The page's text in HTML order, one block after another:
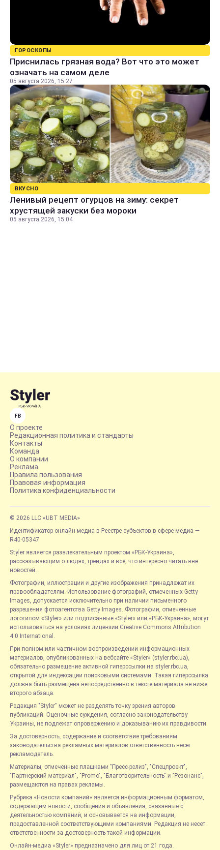
ГОРОСКОПЫ
Приснилась грязная вода? Вот что это может
означать на самом деле
05 августа 2026, 15:27
ВКУСНО
Ленивый рецепт огурцов на зиму: секрет
хрустящей закуски без мороки
05 августа 2026, 15:04
FB
О проекте
Редакционная политика и стандарты
Контакты
Команда
О компании
Реклама
Правила пользования
Правовая информация
Политика конфиденциальности
© 2026 LLC «UBT MEDIA»
Идентификатор онлайн-медиа в Реестре субъектов в сфере медиа —
R40-05347
Styler является развлекательным проектом «РБК-Украина»,
рассказывающим о людях, трендах и всё, что интересно читать вне
новостей.
Фотографии, иллюстрации и другие изображения принадлежат их
правообладателям. Использование фотографий, отмеченных Getty
Images, допускается исключительно при наличии письменного
разрешения фотоагентства Getty Images. Фотографии, отмеченные
логотипом «Styler» или подписанные «Styler» или «РБК-Украина», могут
использоваться на условиях лицензии Creative Commons Attribution
4.0 International.
При полном или частичном воспроизведении информационных
материалов, опубликованных на вебсайте «Styler» (styler.rbc.ua),
обязательно размещение активной гиперссылки на styler.rbc.ua,
открытой для индексации поисковыми системами. Такая гиперссылка
должна быть размещена непосредственно в тексте материала не ниже
второго абзаца.
Редакция "Styler" может не разделять точку зрения авторов
публикаций. Оценочные суждения, согласно законодательству
Украины, не подлежат опровержению и доказыванию их правдивости.
За достоверность, содержание и соответствие требованиям
законодательства рекламных материалов ответственность несет
рекламодатель.
Материалы, отмеченные плашками "Пресс-релиз", "Спецпроект",
"Партнерский материал", "Promo", "Благотворительность" и "Резонанс",
размещаются на правах рекламы.
Рубрика «Новости компаний» является информационным форматом,
содержащим новости, сообщения и объявления, связанные с
деятельностью компаний, и основывается на информации,
предоставленной соответствующими компаниями. Редакция не несет
ответственности за достоверность такой информации.
Онлайн-медиа «Styler» предназначено для лиц от 21 года.